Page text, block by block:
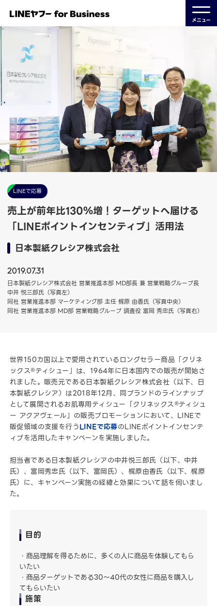
メニュー
LINEで応募
売上が前年比130％増！ターゲットへ届ける
「LINEポイントインセンティブ」活用法
日本製紙クレシア株式会社
2019.07.31
日本製紙クレシア株式会社 営業推進本部 MD部長 兼 営業戦略グループ長
中井 悦三郎氏（写真左）
同社 営業推進本部 マーケティング部 主任 梶原 由香氏（写真中央）
同社 営業推進本部 MD部 営業戦略グループ 調査役 富岡 秀忠氏（写真右）
世界150カ国以上で愛用されているロングセラー商品「クリネ
ックス®ティシュー」は、1964年に日本国内での販売が開始さ
れました。販売元である日本製紙クレシア株式会社（以下、日
本製紙クレシア）は2018年12月、同ブランドのラインナップ
として展開されるお肌専用ティシュー「クリネックス®ティシュ
ー アクアヴェール」の販売プロモーションにおいて、LINEで
販促領域の支援を行うLINEで応募のLINEポイントインセンテ
ィブを活用したキャンペーンを実施しました。
担当者である日本製紙クレシアの中井悦三郎氏（以下、中井
氏）、富岡秀忠氏（以下、富岡氏）、梶原由香氏（以下、梶原
氏）に、キャンペーン実施の経緯と効果について話を伺いまし
た。
目的
・商品理解を得るために、多くの人に商品を体験してもら
いたい
・商品ターゲットである30～40代の女性に商品を購入し
てもらいたい
施策